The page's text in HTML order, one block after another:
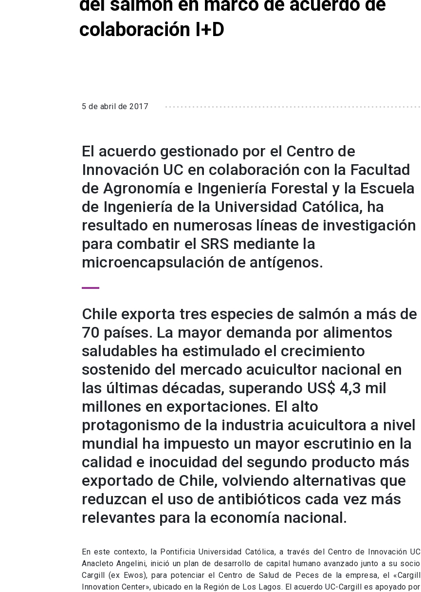
colaboración I+D
5 de abril de 2017
El acuerdo gestionado por el Centro de
Innovación UC en colaboración con la Facultad
de Agronomía e Ingeniería Forestal y la Escuela
de Ingeniería de la Universidad Católica, ha
resultado en numerosas líneas de investigación
para combatir el SRS mediante la
microencapsulación de antígenos.
Chile exporta tres especies de salmón a más de
70 países. La mayor demanda por alimentos
saludables ha estimulado el crecimiento
sostenido del mercado acuicultor nacional en
las últimas décadas, superando US$ 4,3 mil
millones en exportaciones. El alto
protagonismo de la industria acuicultora a nivel
mundial ha impuesto un mayor escrutinio en la
calidad e inocuidad del segundo producto más
exportado de Chile, volviendo alternativas que
reduzcan el uso de antibióticos cada vez más
relevantes para la economía nacional.
En este contexto, la Pontificia Universidad Católica, a través del Centro de Innovación UC
Anacleto Angelini, inició un plan de desarrollo de capital humano avanzado junto a su socio
Cargill (ex Ewos), para potenciar el Centro de Salud de Peces de la empresa, el «Cargill
Innovation Center», ubicado en la Región de Los Lagos. El acuerdo UC-Cargill es apoyado por